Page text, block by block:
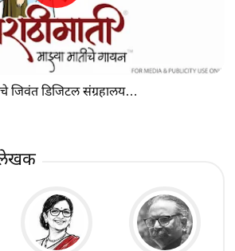
जिवंत डिजिटल संग्रहालय…
लेखक